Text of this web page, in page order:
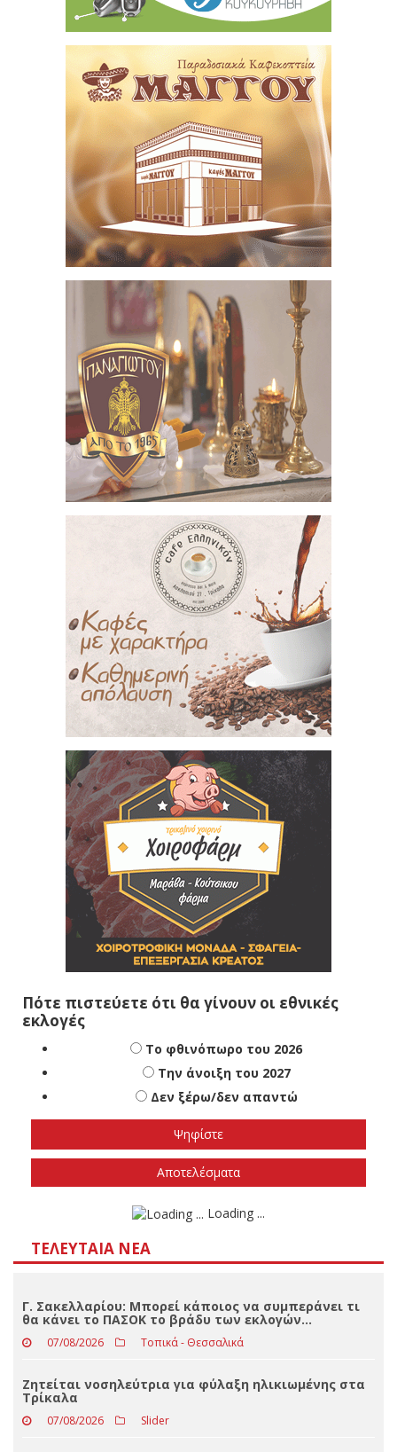
Πότε πιστεύετε ότι θα γίνουν οι εθνικές
εκλογές
Το φθινόπωρο του 2026
Την άνοιξη του 2027
Δεν ξέρω/δεν απαντώ
Αποτελέσματα
Loading ...
ΤΕΛΕΥΤΑΊΑ ΝΈΑ
Γ. Σακελλαρίου: Μπορεί κάποιος να συμπεράνει τι
θα κάνει το ΠΑΣΟΚ το βράδυ των εκλογών…
07/08/2026 Τοπικά - Θεσσαλικά
Ζητείται νοσηλεύτρια για φύλαξη ηλικιωμένης στα
Τρίκαλα
07/08/2026 Slider